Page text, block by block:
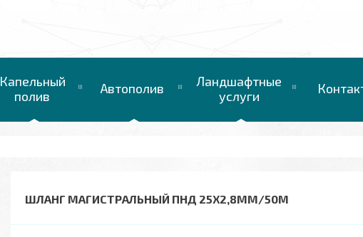
Капельный
полив
Автополив
Ландшафтные
услуги
ШЛАНГ МАГИСТРАЛЬНЫЙ ПНД 25Х2,8ММ/50М